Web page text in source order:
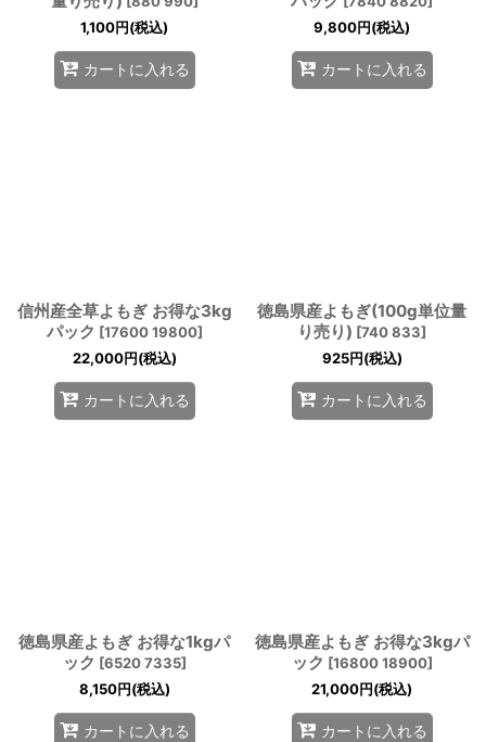
1,100円(税込)
カートに入れる
9,800円(税込)
カートに入れる
信州産全草よもぎ お得な3kg
パック [17600 19800]
22,000円(税込)
カートに入れる
徳島県産よもぎ(100g単位量
り売り) [740 833]
925円(税込)
カートに入れる
徳島県産よもぎ お得な1kgパ
ック [6520 7335]
8,150円(税込)
カートに入れる
徳島県産よもぎ お得な3kgパ
ック [16800 18900]
21,000円(税込)
カートに入れる